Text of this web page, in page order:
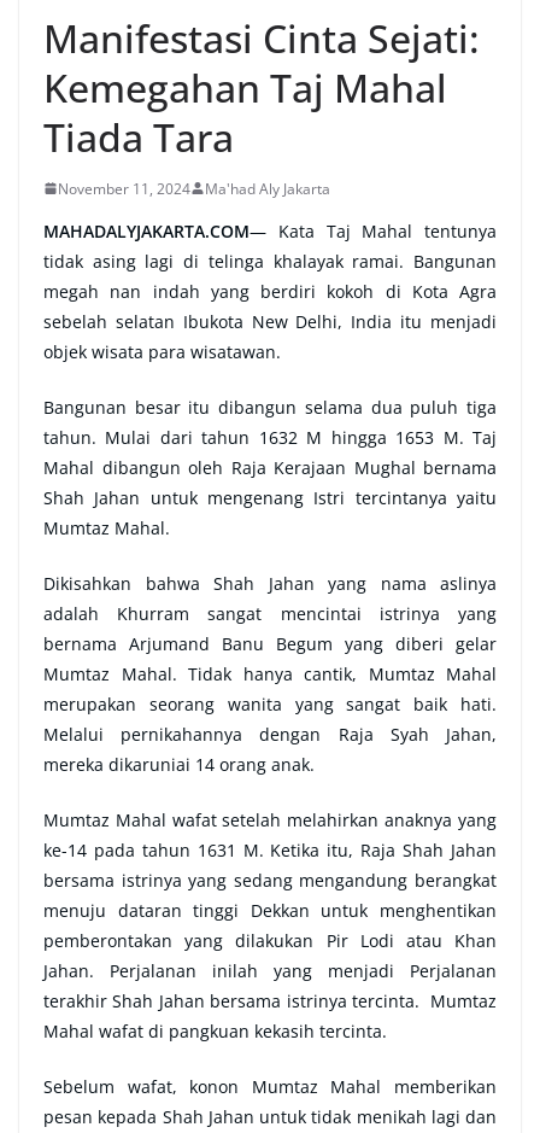
Manifestasi Cinta Sejati:
Kemegahan Taj Mahal
Tiada Tara
November 11, 2024 Ma'had Aly Jakarta
MAHADALYJAKARTA.COM— Kata Taj Mahal tentunya
tidak asing lagi di telinga khalayak ramai. Bangunan
megah nan indah yang berdiri kokoh di Kota Agra
sebelah selatan Ibukota New Delhi, India itu menjadi
objek wisata para wisatawan.
Bangunan besar itu dibangun selama dua puluh tiga
tahun. Mulai dari tahun 1632 M hingga 1653 M. Taj
Mahal dibangun oleh Raja Kerajaan Mughal bernama
Shah Jahan untuk mengenang Istri tercintanya yaitu
Mumtaz Mahal.
Dikisahkan bahwa Shah Jahan yang nama aslinya
adalah Khurram sangat mencintai istrinya yang
bernama Arjumand Banu Begum yang diberi gelar
Mumtaz Mahal. Tidak hanya cantik, Mumtaz Mahal
merupakan seorang wanita yang sangat baik hati.
Melalui pernikahannya dengan Raja Syah Jahan,
mereka dikaruniai 14 orang anak.
Mumtaz Mahal wafat setelah melahirkan anaknya yang
ke-14 pada tahun 1631 M. Ketika itu, Raja Shah Jahan
bersama istrinya yang sedang mengandung berangkat
menuju dataran tinggi Dekkan untuk menghentikan
pemberontakan yang dilakukan Pir Lodi atau Khan
Jahan. Perjalanan inilah yang menjadi Perjalanan
terakhir Shah Jahan bersama istrinya tercinta. Mumtaz
Mahal wafat di pangkuan kekasih tercinta.
Sebelum wafat, konon Mumtaz Mahal memberikan
pesan kepada Shah Jahan untuk tidak menikah lagi dan